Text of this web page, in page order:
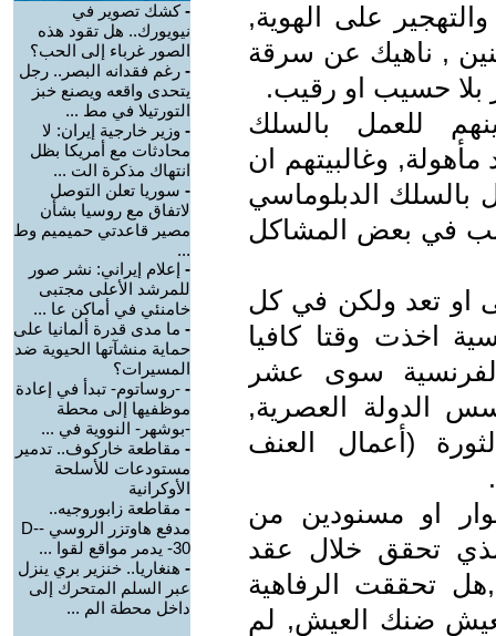
على الهوية,
, ناهيك عن سرقة
بلا حسيب او رقيب.
للعمل بالسلك
مأهولة, وغالبيتهم ان
بالسلك الدبلوماسي
في بعض المشاكل
او تعد ولكن في كل
اخذت وقتا كافيا
سوى عشر
الدولة العصرية,
(أعمال العنف
او مسنودين من
تحقق خلال عقد
تحققت الرفاهية
ضنك العيش, لم
-كشك تصوير في
نيويورك.. هل تقود هذه
الصور غرباء إلى الحب؟
- رغم فقدانه البصر.. رجل
يتحدى واقعه ويصنع خبز
التورتيلا في مط ...
- وزير خارجية إيران: لا
محادثات مع أمريكا بظل
انتهاك مذكرة الت ...
- سوريا تعلن التوصل
لاتفاق مع روسيا بشأن
مصير قاعدتي حميميم وط
...
- إعلام إيراني: نشر صور
للمرشد الأعلى مجتبى
خامنئي في أماكن عا ...
- ما مدى قدرة ألمانيا على
حماية منشآتها الحيوية ضد
المسيرات؟
- -روساتوم- تبدأ في إعادة
موظفيها إلى محطة
-بوشهر- النووية في ...
- مقاطعة خاركوف.. تدمير
مستودعات للأسلحة
الأوكرانية
- مقاطعة زابوروجيه..
مدفع هاوتزر الروسي -D-
30- يدمر مواقع لقوا ...
- هنغاريا.. خنزير بري ينزل
عبر السلم المتحرك إلى
داخل محطة الم ...